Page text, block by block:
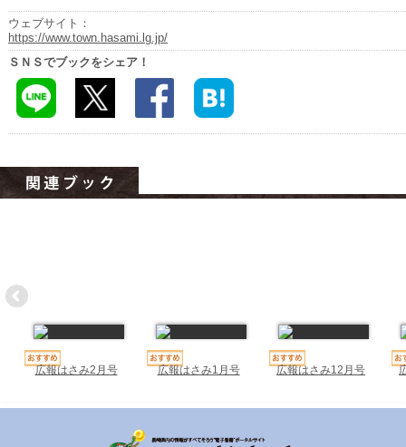
ウェブサイト：
https://www.town.hasami.lg.jp/
ＳＮＳでブックをシェア！
広報はさみ2月号 広報はさみ1月号 広報はさみ12月号
大学・専門学校ナビ
ハイスクールナビ
小・中学校ナビ
いきebooks
ごとうebooks
ながさき市ebooks
さいかいイーブックス